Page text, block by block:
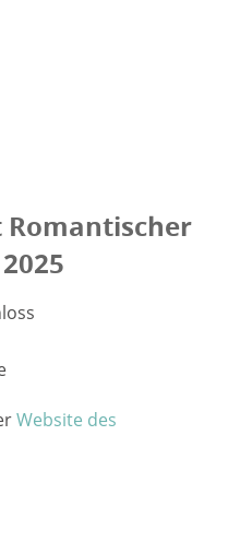
Website des